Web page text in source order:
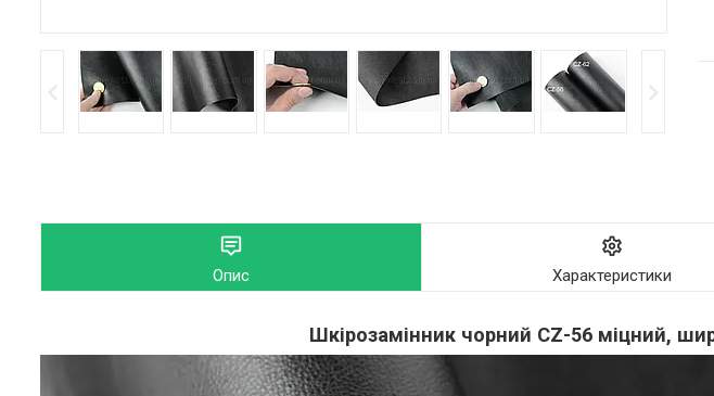
Опис Характеристики
Шкірозамінник чорний CZ-56 міцний,